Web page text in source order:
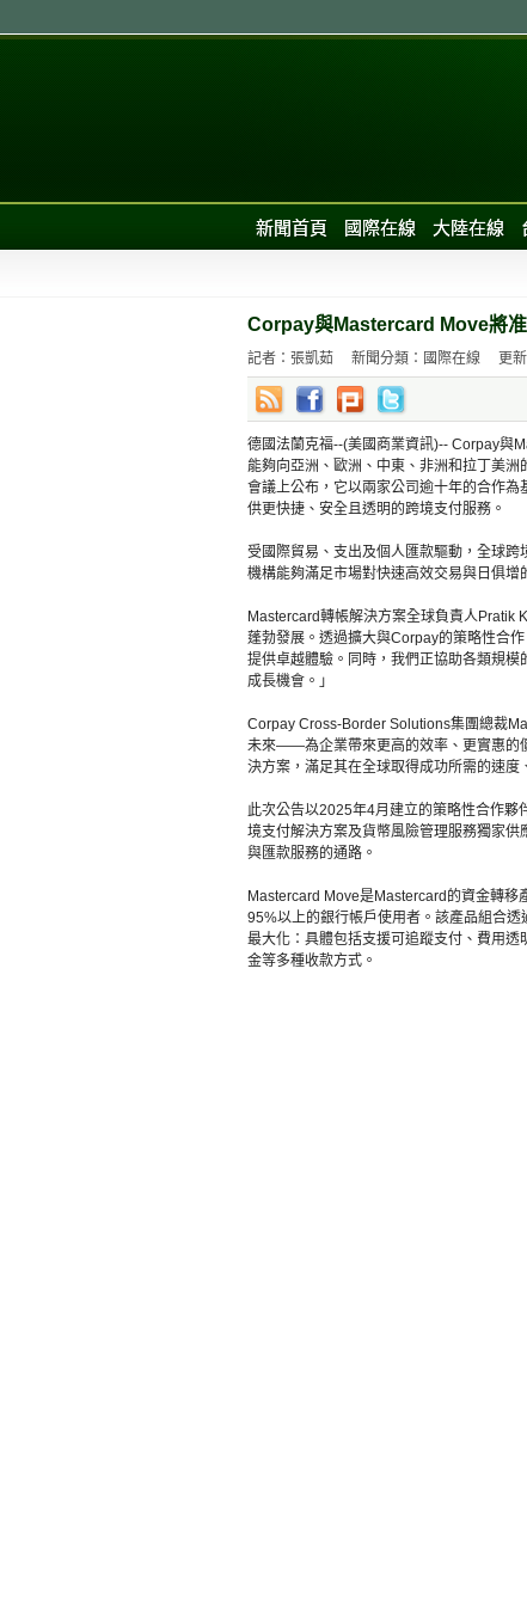
新聞首頁
國際在線 大陸在線
Corpay與Mastercard Move將
記者：張凱茹 新聞分類：國際在線 更
德國法蘭克福--(美國商業資訊)-- Corpay與
能夠向亞洲、歐洲、中東、非洲和拉丁美
會議上公布，它以兩家公司逾十年的合作
供更快捷、安全且透明的跨境支付服務。
受國際貿易、支出及個人匯款驅動，全球
機構能夠滿足市場對快速高效交易與日俱增
Mastercard轉帳解決方案全球負責人Pratik
蓬勃發展。透過擴大與Corpay的策略性合
提供卓越體驗。同時，我們正協助各類規
成長機會。」
Corpay Cross-Border Solutions集團總裁
未來——為企業帶來更高的效率、更實惠的
決方案，滿足其在全球取得成功所需的速度
此次公告以2025年4月建立的策略性合作
境支付解決方案及貨幣風險管理服務獨家
與匯款服務的通路。
Mastercard Move是Mastercard的資金轉
95%以上的銀行帳戶使用者。該產品組合
最大化：具體包括支援可追蹤支付、費用
金等多種收款方式。